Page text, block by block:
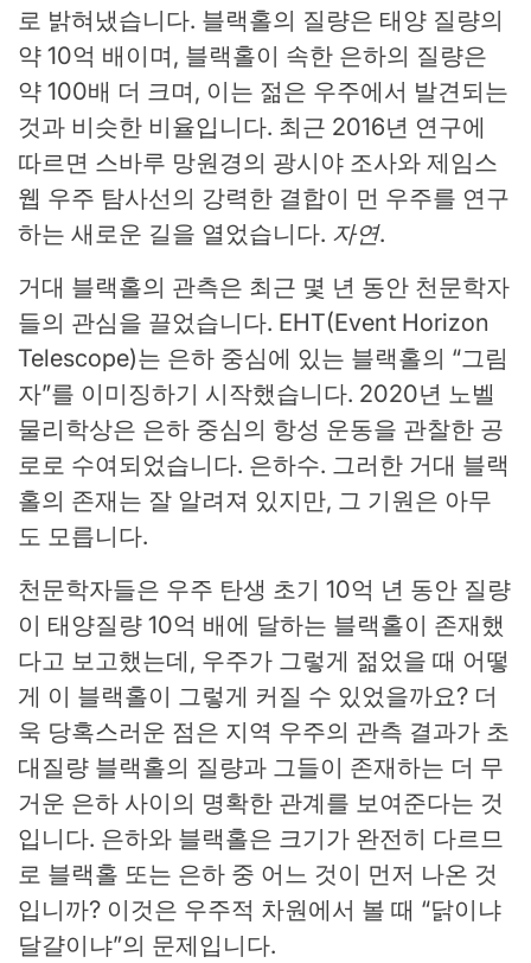
로 밝혀냈습니다. 블랙홀의 질량은 태양 질량의
약 10억 배이며, 블랙홀이 속한 은하의 질량은
약 100배 더 크며, 이는 젊은 우주에서 발견되는
것과 비슷한 비율입니다. 최근 2016년 연구에
따르면 스바루 망원경의 광시야 조사와 제임스
웹 우주 탐사선의 강력한 결합이 먼 우주를 연구
하는 새로운 길을 열었습니다. 자연.
거대 블랙홀의 관측은 최근 몇 년 동안 천문학자
들의 관심을 끌었습니다. EHT(Event Horizon
Telescope)는 은하 중심에 있는 블랙홀의 “그림
자”를 이미징하기 시작했습니다. 2020년 노벨
물리학상은 은하 중심의 항성 운동을 관찰한 공
로로 수여되었습니다. 은하수. 그러한 거대 블랙
홀의 존재는 잘 알려져 있지만, 그 기원은 아무
도 모릅니다.
천문학자들은 우주 탄생 초기 10억 년 동안 질량
이 태양질량 10억 배에 달하는 블랙홀이 존재했
다고 보고했는데, 우주가 그렇게 젊었을 때 어떻
게 이 블랙홀이 그렇게 커질 수 있었을까요? 더
욱 당혹스러운 점은 지역 우주의 관측 결과가 초
대질량 블랙홀의 질량과 그들이 존재하는 더 무
거운 은하 사이의 명확한 관계를 보여준다는 것
입니다. 은하와 블랙홀은 크기가 완전히 다르므
로 블랙홀 또는 은하 중 어느 것이 먼저 나온 것
입니까? 이것은 우주적 차원에서 볼 때 “닭이냐
달걀이냐”의 문제입니다.